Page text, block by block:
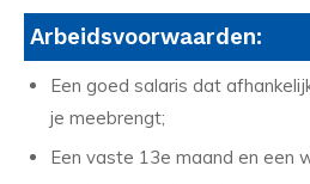
Arbeidsvoorwaarden:
Een goed salaris dat
je meebrengt;
Een vaste 13e maand en een